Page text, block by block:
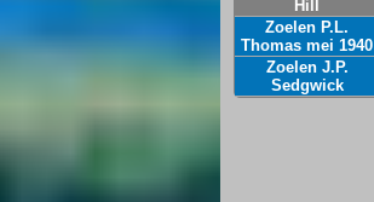
Hill
Zoelen P.L.
Thomas mei 1940
Zoelen J.P.
Sedgwick